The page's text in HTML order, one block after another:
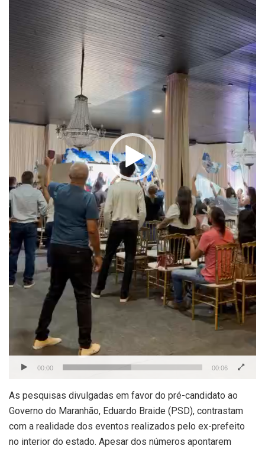
00:00 00:06
As pesquisas divulgadas em favor do pré-candidato ao
Governo do Maranhão, Eduardo Braide (PSD), contrastam
com a realidade dos eventos realizados pelo ex-prefeito
no interior do estado. Apesar dos números apontarem